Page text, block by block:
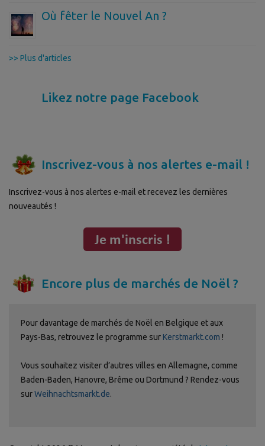
Où fêter le Nouvel An ?
>> Plus d'articles
Likez notre page Facebook
Inscrivez-vous à nos alertes e-mail !
Inscrivez-vous à nos alertes e-mail et recevez les dernières
nouveautés !
Encore plus de marchés de Noël ?
Pour davantage de marchés de Noël en Belgique et aux
Pays-Bas, retrouvez le programme surKerstmarkt.com !
Vous souhaitez visiter d’autres villes en Allemagne, comme
Baden-Baden, Hanovre, Brême ou Dortmund ? Rendez-vous
surWeihnachtsmarkt.de.